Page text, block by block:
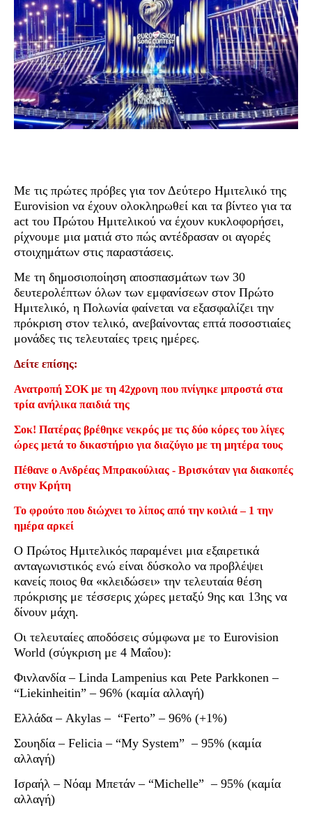
Με τις πρώτες πρόβες για τον Δεύτερο Ημιτελικό της
Eurovision να έχουν ολοκληρωθεί και τα βίντεο για τα
act του Πρώτου Ημιτελικού να έχουν κυκλοφορήσει,
ρίχνουμε μια ματιά στο πώς αντέδρασαν οι αγορές
στοιχημάτων στις παραστάσεις.
Με τη δημοσιοποίηση αποσπασμάτων των 30
δευτερολέπτων όλων των εμφανίσεων στον Πρώτο
Ημιτελικό, η Πολωνία φαίνεται να εξασφαλίζει την
πρόκριση στον τελικό, ανεβαίνοντας επτά ποσοστιαίες
μονάδες τις τελευταίες τρεις ημέρες.
Δείτε επίσης:
Ανατροπή ΣΟΚ με τη 42χρονη που πνίγηκε μπροστά στα
τρία ανήλικα παιδιά της
Σοκ! Πατέρας βρέθηκε νεκρός με τις δύο κόρες του λίγες
ώρες μετά το δικαστήριο για διαζύγιο με τη μητέρα τους
Πέθανε ο Ανδρέας Μπρακούλιας - Βρισκόταν για διακοπές
στην Κρήτη
Το φρούτο που διώχνει το λίπος από την κοιλιά – 1 την
ημέρα αρκεί
Ο Πρώτος Ημιτελικός παραμένει μια εξαιρετικά
ανταγωνιστικός ενώ είναι δύσκολο να προβλέψει
κανείς ποιος θα «κλειδώσει» την τελευταία θέση
πρόκρισης με τέσσερις χώρες μεταξύ 9ης και 13ης να
δίνουν μάχη.
Οι τελευταίες αποδόσεις σύμφωνα με το Eurovision
World (σύγκριση με 4 Μαΐου):
Φινλανδία – Linda Lampenius και Pete Parkkonen –
“Liekinheitin” – 96% (καμία αλλαγή)
Ελλάδα – Akylas – “Ferto” – 96% (+1%)
Σουηδία – Felicia – “My System” – 95% (καμία
αλλαγή)
Ισραήλ – Νόαμ Μπετάν – “Michelle” – 95% (καμία
αλλαγή)